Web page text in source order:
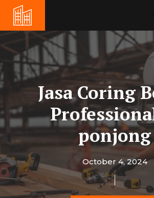
content
Jasa Coring
ponjong
October 4, 2024